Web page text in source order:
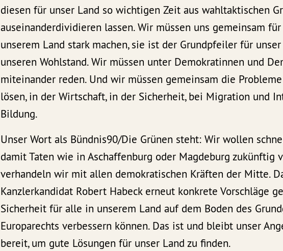
diesen für unser Land so wichtigen Zeit aus wahltaktischen
auseinanderdividieren lassen. Wir müssen uns gemeinsam
unserem Land stark machen, sie ist der Grundpfeiler für
unseren Wohlstand. Wir müssen unter Demokratinnen und
miteinander reden. Und wir müssen gemeinsam die
lösen, in der Wirtschaft, in der Sicherheit, bei Migration und
Bildung.
Unser Wort als Bündnis90/Die Grünen steht: Wir wollen
damit Taten wie in Aschaffenburg oder Magdeburg zukünftig
verhandeln wir mit allen demokratischen Kräften der Mitte.
Kanzlerkandidat Robert Habeck erneut konkrete Vorschläge
Sicherheit für alle in unserem Land auf dem Boden des
Europarechts verbessern können. Das ist und bleibt unser
bereit, um gute Lösungen für unser Land zu finden.